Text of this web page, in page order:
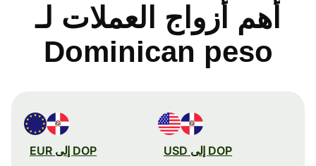
أهم أزواج العملات لـ
Dominican peso
DOP إلى USD DOP إلى EUR